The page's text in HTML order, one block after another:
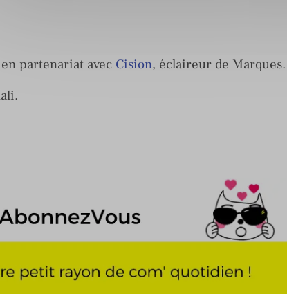
partenariat avec Cision, éclaireur de Marques.